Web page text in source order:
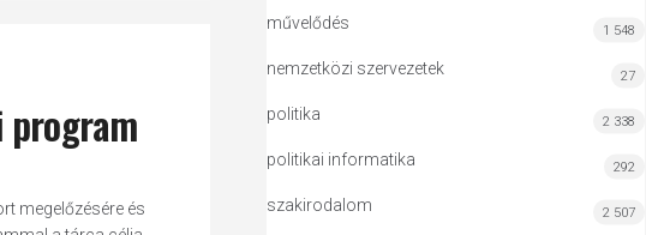
program
megelőzésére és
művelődés 1 548
nemzetközi szervezetek 27
politika 2 338
politikai informatika 292
szakirodalom 2 507